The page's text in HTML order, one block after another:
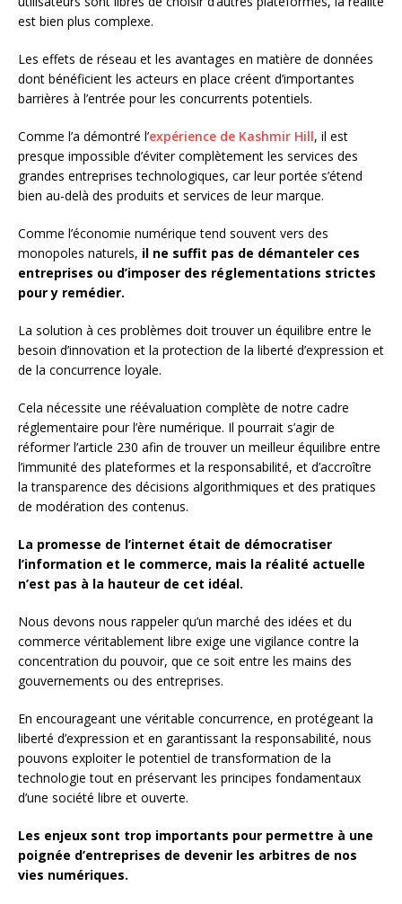
est bien plus complexe.
Les effets de réseau et les avantages en matière de données
dont bénéficient les acteurs en place créent d’importantes
barrières à l’entrée pour les concurrents potentiels.
Comme l’a démontré l’expérience de Kashmir Hill, il est
presque impossible d’éviter complètement les services des
grandes entreprises technologiques, car leur portée s’étend
bien au-delà des produits et services de leur marque.
Comme l’économie numérique tend souvent vers des
monopoles naturels, il ne suffit pas de démanteler ces
entreprises ou d’imposer des réglementations strictes
pour y remédier.
La solution à ces problèmes doit trouver un équilibre entre le
besoin d’innovation et la protection de la liberté d’expression et
de la concurrence loyale.
Cela nécessite une réévaluation complète de notre cadre
réglementaire pour l’ère numérique. Il pourrait s’agir de
réformer l’article 230 afin de trouver un meilleur équilibre entre
l’immunité des plateformes et la responsabilité, et d’accroître
la transparence des décisions algorithmiques et des pratiques
de modération des contenus.
La promesse de l’internet était de démocratiser
l’information et le commerce, mais la réalité actuelle
n’est pas à la hauteur de cet idéal.
Nous devons nous rappeler qu’un marché des idées et du
commerce véritablement libre exige une vigilance contre la
concentration du pouvoir, que ce soit entre les mains des
gouvernements ou des entreprises.
En encourageant une véritable concurrence, en protégeant la
liberté d’expression et en garantissant la responsabilité, nous
pouvons exploiter le potentiel de transformation de la
technologie tout en préservant les principes fondamentaux
d’une société libre et ouverte.
Les enjeux sont trop importants pour permettre à une
poignée d’entreprises de devenir les arbitres de nos
vies numériques.